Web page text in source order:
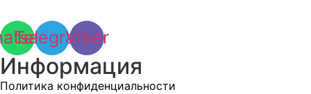
Telegram
Viber
Информация
Политика конфиденциальности